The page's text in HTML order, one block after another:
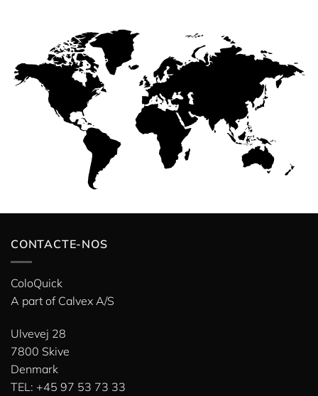
CONTACTE-NOS
ColoQuick
A part of Calvex A/S
Ulvevej 28
7800 Skive
Denmark
TEL: +45 97 53 73 33